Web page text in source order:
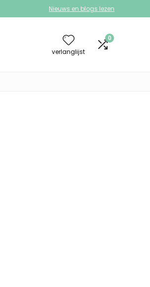
Nieuws en blogs lezen
verlanglijst
0